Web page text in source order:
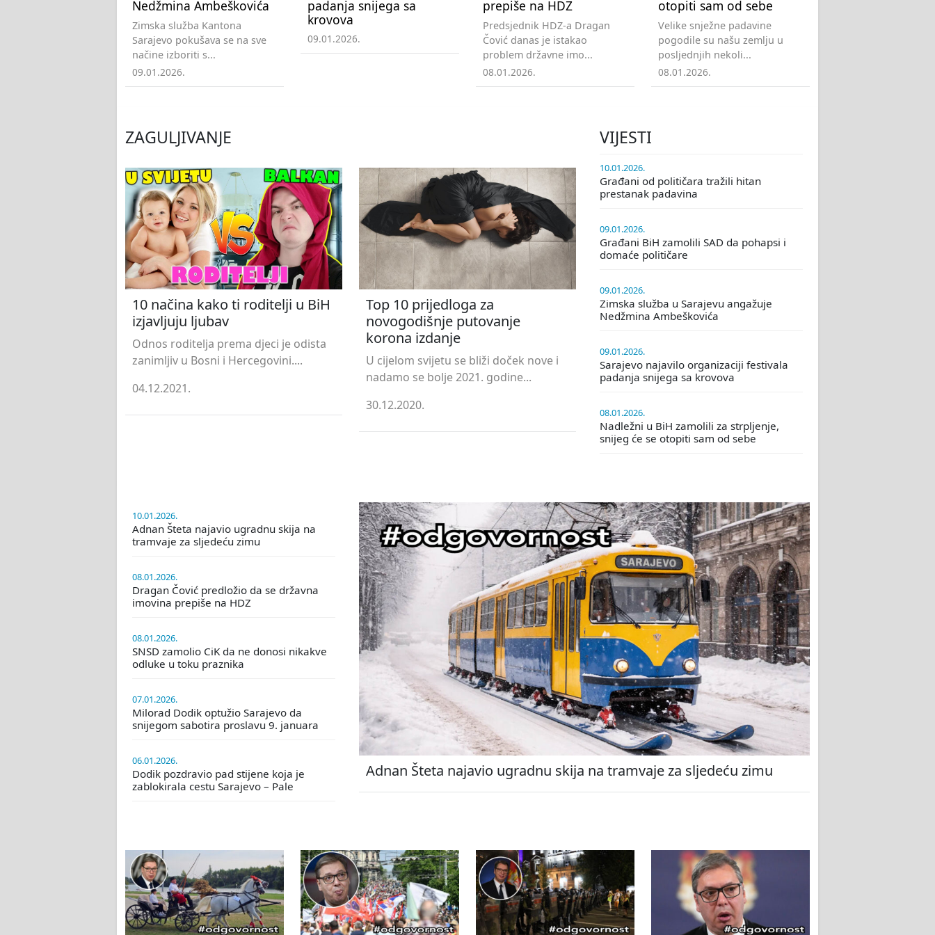
Nedžmina Ambeškovića
Zimska služba Kantona
Sarajevo pokušava se na sve
načine izboriti s...
09.01.2026.
padanja snijega sa
krovova
09.01.2026.
prepiše na HDZ
Predsjednik HDZ-a Dragan
Čović danas je istakao
problem državne imo...
08.01.2026.
otopiti sam od sebe
Velike snježne padavine
pogodile su našu zemlju u
posljednjih nekoli...
08.01.2026.
ZAGULJIVANJE
10 načina kako ti roditelji u BiH
izjavljuju ljubav
Odnos roditelja prema djeci je odista
zanimljiv u Bosni i Hercegovini....
04.12.2021.
Top 10 prijedloga za
novogodišnje putovanje
korona izdanje
U cijelom svijetu se bliži doček nove i
nadamo se bolje 2021. godine...
30.12.2020.
VIJESTI
10.01.2026.
Građani od političara tražili hitan
prestanak padavina
09.01.2026.
Građani BiH zamolili SAD da pohapsi i
domaće političare
09.01.2026.
Zimska služba u Sarajevu angažuje
Nedžmina Ambeškovića
09.01.2026.
Sarajevo najavilo organizaciji festivala
padanja snijega sa krovova
08.01.2026.
Nadležni u BiH zamolili za strpljenje,
snijeg će se otopiti sam od sebe
10.01.2026.
Adnan Šteta najavio ugradnu skija na
tramvaje za sljedeću zimu
08.01.2026.
Dragan Čović predložio da se državna
imovina prepiše na HDZ
08.01.2026.
SNSD zamolio CiK da ne donosi nikakve
odluke u toku praznika
07.01.2026.
Milorad Dodik optužio Sarajevo da
snijegom sabotira proslavu 9. januara
06.01.2026.
Dodik pozdravio pad stijene koja je
zablokirala cestu Sarajevo – Pale
Adnan Šteta najavio ugradnu skija na tramvaje za sljedeću zimu